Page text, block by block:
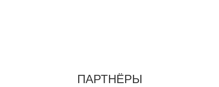
ПАРТНЁРЫ